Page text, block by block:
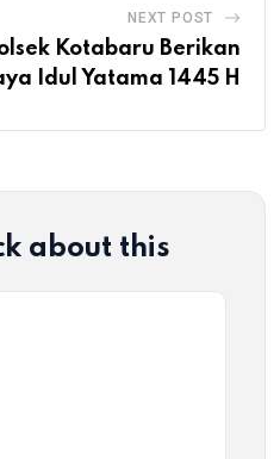
NEXT POST
Kotabaru Berikan
Idul Yatama 1445 H
about this